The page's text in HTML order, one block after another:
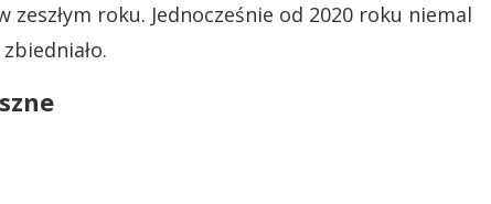
roku. Jednocześnie od 2020 roku niemal